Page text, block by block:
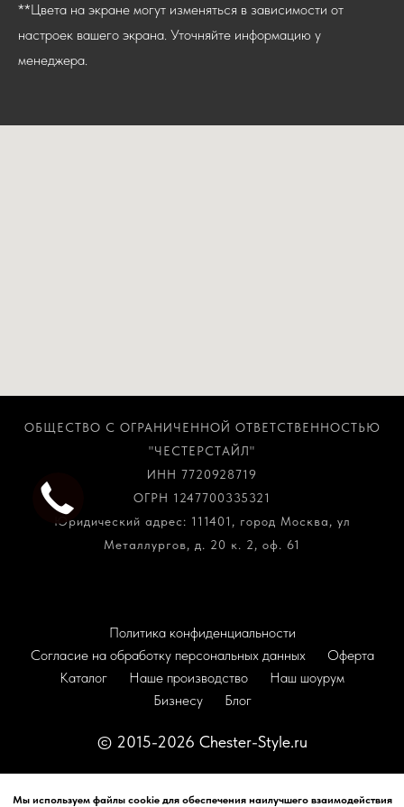
**Цвета на экране могут изменяться в зависимости от
настроек вашего экрана. Уточняйте информацию у
менеджера.
ОБЩЕСТВО С ОГРАНИЧЕННОЙ ОТВЕТСТВЕННОСТЬЮ
"ЧЕСТЕРСТАЙЛ"
ИНН 7720928719
ОГРН 1247700335321
Юридический адрес: 111401, город Москва, ул
Металлургов, д. 20 к. 2, оф. 61
Политика конфиденциальности
Согласие на обработку персональных данных
Оферта
Каталог
Наше производство
Наш шоурум
Бизнесу
Блог
© 2015-2026 Chester-Style.ru
Мы используем файлы cookie для обеспечения наилучшего взаимодействия